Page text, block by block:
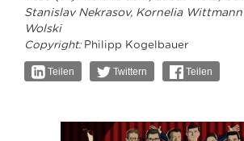
Stanislav Nekrasov, Kornelia
Wolski
Copyright: Philipp Kogelbauer
Teilen Twittern Teilen